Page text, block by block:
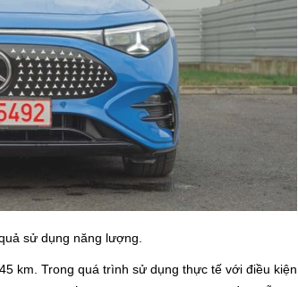
sử dụng năng lượng.
km. Trong quá trình sử dụng thực tế với điều kiện